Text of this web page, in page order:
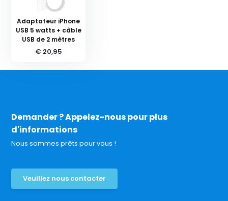
Adaptateur iPhone
USB 5 watts + câble
USB de 2 mètres
€ 20,95
Demander ? Appelez-nous pour plus
d'informations
Nous sommes prêts pour vous !
Veuillez nous contacter